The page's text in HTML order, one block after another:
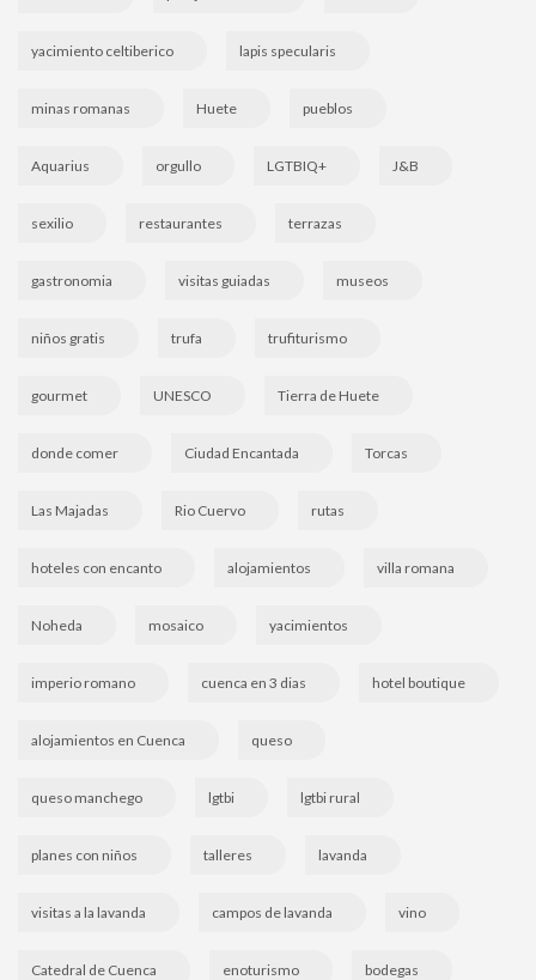
yacimiento celtiberico lapis specularis
minas romanas Huete pueblos
Aquarius orgullo LGTBIQ+ J&B
sexilio restaurantes terrazas
gastronomia visitas guiadas museos
niños gratis trufa trufiturismo
gourmet UNESCO Tierra de Huete
donde comer Ciudad Encantada Torcas
Las Majadas Rio Cuervo rutas
hoteles con encanto alojamientos villa romana
Noheda mosaico yacimientos
imperio romano cuenca en 3 dias hotel boutique
alojamientos en Cuenca queso
queso manchego lgtbi lgtbi rural
planes con niños talleres lavanda
visitas a la lavanda campos de lavanda vino
Catedral de Cuenca enoturismo bodegas